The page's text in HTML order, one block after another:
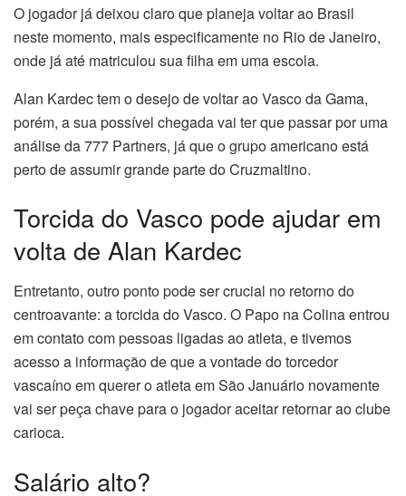
O jogador já deixou claro que planeja voltar ao Brasil
neste momento, mais especificamente no Rio de Janeiro,
onde já até matriculou sua filha em uma escola.
Alan Kardec tem o desejo de voltar ao Vasco da Gama,
porém, a sua possível chegada vai ter que passar por uma
análise da 777 Partners, já que o grupo americano está
perto de assumir grande parte do Cruzmaltino.
Torcida do Vasco pode ajudar em
volta de Alan Kardec
Entretanto, outro ponto pode ser crucial no retorno do
centroavante: a torcida do Vasco. O Papo na Colina entrou
em contato com pessoas ligadas ao atleta, e tivemos
acesso a informação de que a vontade do torcedor
vascaíno em querer o atleta em São Januário novamente
vai ser peça chave para o jogador aceitar retornar ao clube
carioca.
Salário alto?